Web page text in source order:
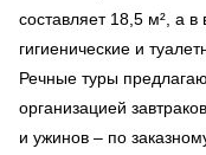
составляет 18,5 м², а
гигиенические и
Речные туры
организацией
и ужинов – по